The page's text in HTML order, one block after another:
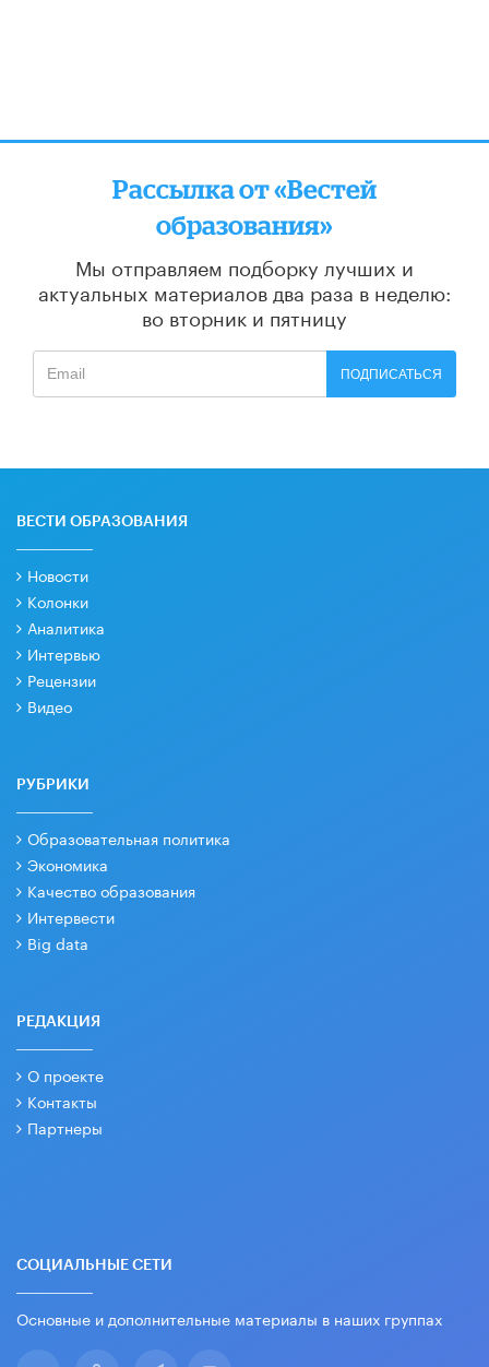
Рассылка от «Вестей
образования»
Мы отправляем подборку лучших и
актуальных материалов два раза в неделю:
во вторник и пятницу
ПОДПИСАТЬСЯ
ВЕСТИ ОБРАЗОВАНИЯ
Новости
Колонки
Аналитика
Интервью
Рецензии
Видео
РУБРИКИ
Образовательная политика
Экономика
Качество образования
Интервести
Big data
РЕДАКЦИЯ
О проекте
Контакты
Партнеры
СОЦИАЛЬНЫЕ СЕТИ
Основные и дополнительные материалы в наших группах